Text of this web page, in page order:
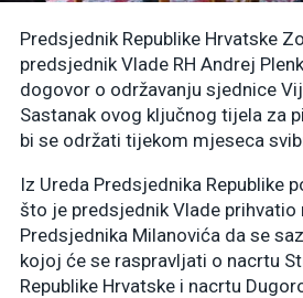
Predsjednik Republike Hrvatske
predsjednik Vlade RH Andrej
dogovor o održavanju sjednice
Sastanak ovog ključnog tijela za
bi se održati tijekom mjeseca
Iz Ureda Predsjednika Republike
što je predsjednik Vlade
Predsjednika Milanovića da se
kojoj će se raspravljati o nacrtu
Republike Hrvatske i nacrtu